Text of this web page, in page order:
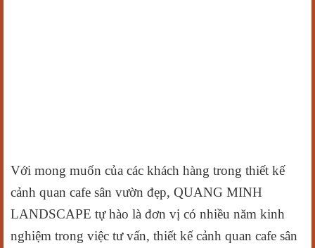
Với mong muốn của các khách hàng trong thiết kế
cảnh quan cafe sân vườn đẹp, QUANG MINH
LANDSCAPE tự hào là đơn vị có nhiều năm kinh
nghiệm trong việc tư vấn, thiết kế cảnh quan cafe sân